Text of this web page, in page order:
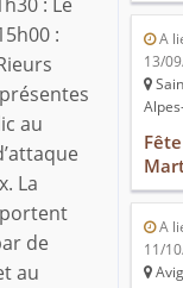
: Le
:
au
La
de
au
A
13/
A
11/